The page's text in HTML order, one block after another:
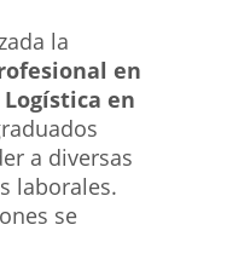
la
en
en
a diversas
laborales.
se